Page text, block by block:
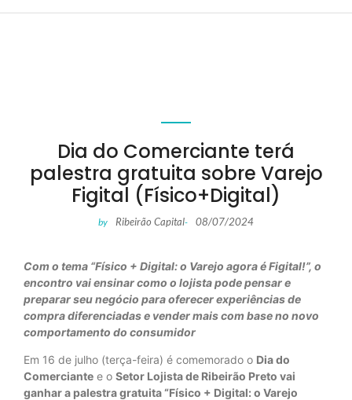
Dia do Comerciante terá
palestra gratuita sobre Varejo
Figital (Físico+Digital)
by Ribeirão Capital- 08/07/2024
Com o tema “Físico + Digital: o Varejo agora é Figital!”, o
encontro vai ensinar como o lojista pode pensar e
preparar seu negócio para oferecer experiências de
compra diferenciadas e vender mais com base no novo
comportamento do consumidor
Em 16 de julho (terça-feira) é comemorado o Dia do
Comerciante e o Setor Lojista de Ribeirão Preto vai
ganhar a palestra gratuita “Físico + Digital: o Varejo